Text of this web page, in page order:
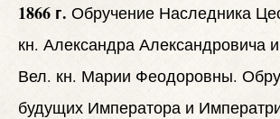
1866 г. Обручение Наследника
кн. Александра Александровича
Вел. кн. Марии Феодоровны.
будущих Императора и